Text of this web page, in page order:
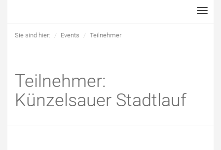
Toggle
Sie sind hier: Events Teilnehmer
Teilnehmer:
Künzelsauer Stadtlauf